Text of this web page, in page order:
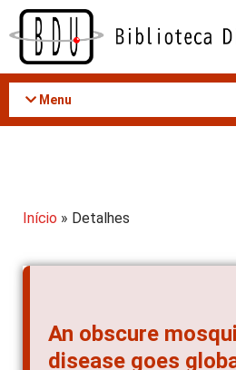
Acessar
conteúdo
Menu
Início » Detalhes
An obscure
disease goes